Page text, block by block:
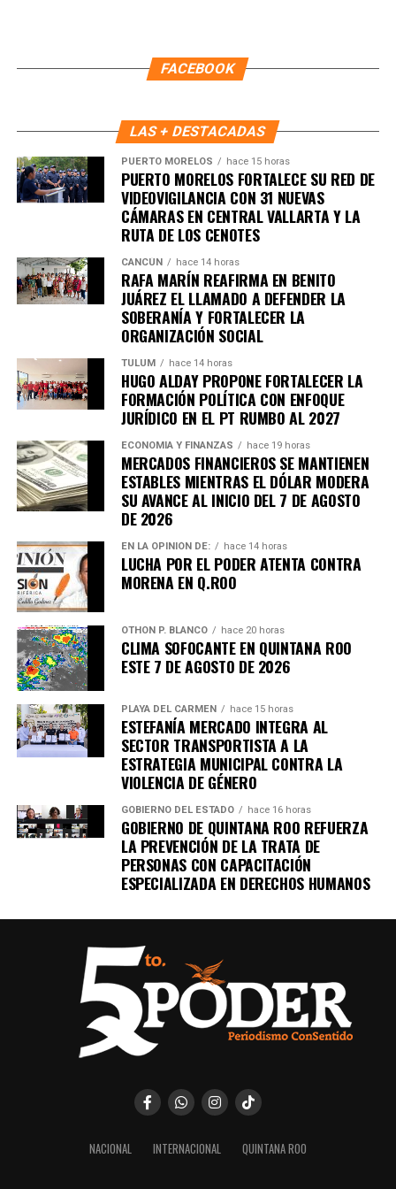
FACEBOOK
LAS + DESTACADAS
PUERTO MORELOS hace 15 horas
PUERTO MORELOS FORTALECE SU RED DE
VIDEOVIGILANCIA CON 31 NUEVAS
CÁMARAS EN CENTRAL VALLARTA Y LA
RUTA DE LOS CENOTES
CANCÚN hace 14 horas
RAFA MARÍN REAFIRMA EN BENITO
JUÁREZ EL LLAMADO A DEFENDER LA
SOBERANÍA Y FORTALECER LA
ORGANIZACIÓN SOCIAL
TULUM hace 14 horas
HUGO ALDAY PROPONE FORTALECER LA
FORMACIÓN POLÍTICA CON ENFOQUE
JURÍDICO EN EL PT RUMBO AL 2027
ECONOMÍA Y FINANZAS hace 19 horas
MERCADOS FINANCIEROS SE MANTIENEN
ESTABLES MIENTRAS EL DÓLAR MODERA
SU AVANCE AL INICIO DEL 7 DE AGOSTO
DE 2026
EN LA OPINIÓN DE: hace 14 horas
LUCHA POR EL PODER ATENTA CONTRA
MORENA EN Q.ROO
OTHON P. BLANCO hace 20 horas
CLIMA SOFOCANTE EN QUINTANA ROO
ESTE 7 DE AGOSTO DE 2026
PLAYA DEL CARMEN hace 15 horas
ESTEFANÍA MERCADO INTEGRA AL
SECTOR TRANSPORTISTA A LA
ESTRATEGIA MUNICIPAL CONTRA LA
VIOLENCIA DE GÉNERO
GOBIERNO DEL ESTADO hace 16 horas
GOBIERNO DE QUINTANA ROO REFUERZA
LA PREVENCIÓN DE LA TRATA DE
PERSONAS CON CAPACITACIÓN
ESPECIALIZADA EN DERECHOS HUMANOS
NACIONAL INTERNACIONAL QUINTANA ROO